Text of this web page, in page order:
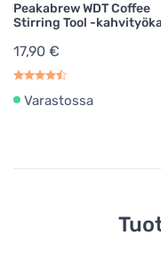
Peakabrew WDT Coffee
Stirring Tool -
17,90 €
Varastossa